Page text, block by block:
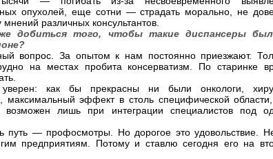
опухолей, еще сотни — страдать морально, не
мнений различных консультантов.
добиться того, чтобы такие диспансеры
вопрос. За опытом к нам постоянно приезжают.
на местах пробита консерватизм. По старинке
как бы прекрасны ни были онкологи,
максимальный эффект в столь специфической
возможен лишь при интеграции специалистов под
путь — профосмотры. Но дорогое это удовольствие.
предприятиям. Потому и ставлю сегодня его на